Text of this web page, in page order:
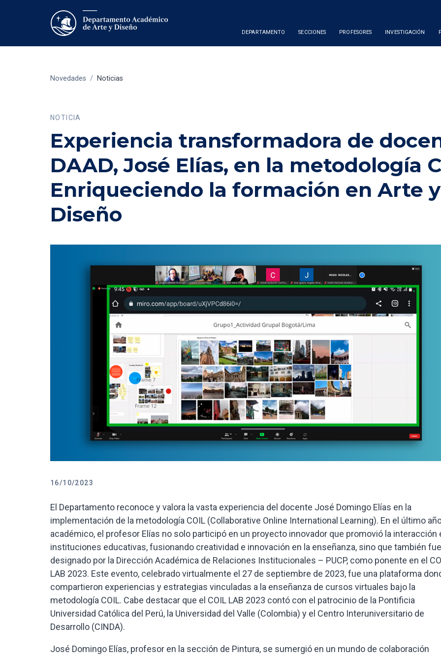
DEPARTAMENTO SECCIONES PROFESORES INVESTIGACIÓN
Novedades / Noticias
NOTICIA
Experiencia transformadora de
DAAD, José Elías, en la metodología
Enriqueciendo la formación en Arte y
Diseño
16/10/2023
El Departamento reconoce y valora la vasta experiencia del docente José Domingo Elías en la
implementación de la metodología COIL (Collaborative Online International Learning). En el último
académico, el profesor Elías no solo participó en un proyecto innovador que promovió la interacción
instituciones educativas, fusionando creatividad e innovación en la enseñanza, sino que también fue
designado por la Dirección Académica de Relaciones Institucionales – PUCP, como ponente en el
LAB 2023. Este evento, celebrado virtualmente el 27 de septiembre de 2023, fue una plataforma
compartieron experiencias y estrategias vinculadas a la enseñanza de cursos virtuales bajo la
metodología COIL. Cabe destacar que el COIL LAB 2023 contó con el patrocinio de la Pontificia
Universidad Católica del Perú, la Universidad del Valle (Colombia) y el Centro Interuniversitario de
Desarrollo (CINDA).
José Domingo Elías, profesor en la sección de Pintura, se sumergió en un mundo de colaboración